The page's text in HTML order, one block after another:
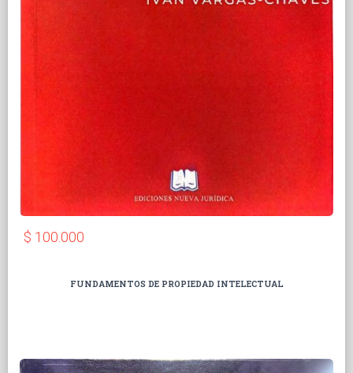
$ 100.000
FUNDAMENTOS DE PROPIEDAD INTELECTUAL